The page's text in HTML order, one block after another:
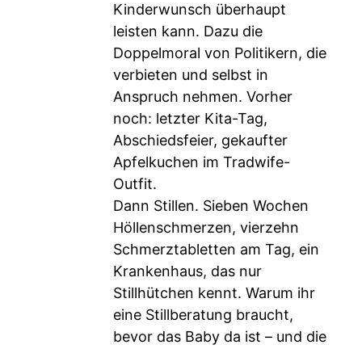
Kinderwunsch überhaupt
leisten kann. Dazu die
Doppelmoral von Politikern, die
verbieten und selbst in
Anspruch nehmen. Vorher
noch: letzter Kita-Tag,
Abschiedsfeier, gekaufter
Apfelkuchen im Tradwife-
Outfit.
Dann Stillen. Sieben Wochen
Höllenschmerzen, vierzehn
Schmerztabletten am Tag, ein
Krankenhaus, das nur
Stillhütchen kennt. Warum ihr
eine Stillberatung braucht,
bevor das Baby da ist – und die